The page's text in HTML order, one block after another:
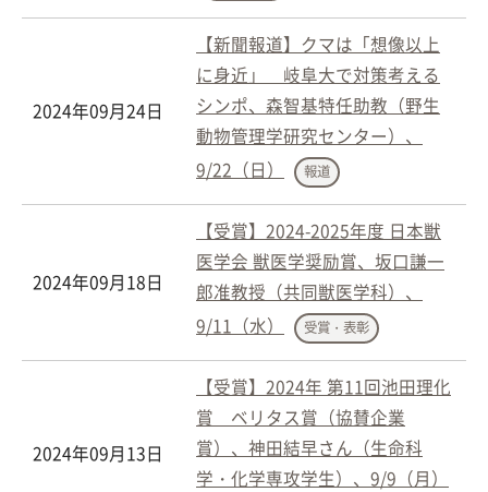
2024年09月24日
【新聞報道】クマは「想像以上
に身近」 岐阜大で対策考える
シンポ、森智基特任助教（野生
動物管理学研究センター）、
9/22（日）
報道
2024年09月18日
【受賞】2024-2025年度 日本獣
医学会 獣医学奨励賞、坂口謙一
郎准教授（共同獣医学科）、
9/11（水）
受賞・表彰
2024年09月13日
【受賞】2024年 第11回池田理化
賞 ベリタス賞（協賛企業
賞）、神田結早さん（生命科
学・化学専攻学生）、9/9（月）